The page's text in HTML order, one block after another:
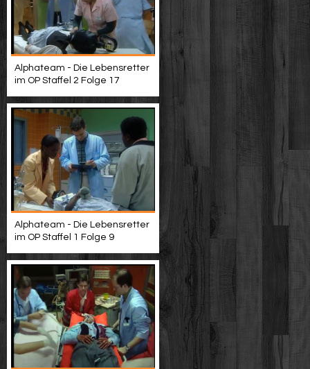
Alphateam - Die Lebensretter
im OP Staffel 2 Folge 17
Alphateam - Die Lebensretter
im OP Staffel 1 Folge 9